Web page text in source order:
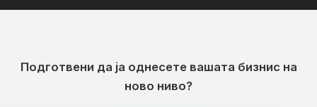
Подготвени да ја однесете вашата бизнис на
ново ниво?